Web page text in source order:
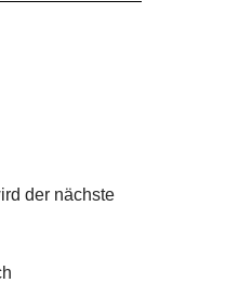
der nächste